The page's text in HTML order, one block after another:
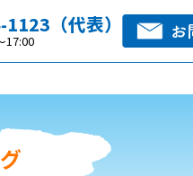
（代表）
17:00